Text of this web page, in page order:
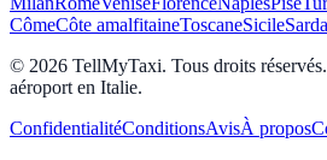
CômeCôte amalfitaineToscaneSicile
© 2026 TellMyTaxi. Tous droits
aéroport en Italie.
ConfidentialitéConditionsAvisÀ propos